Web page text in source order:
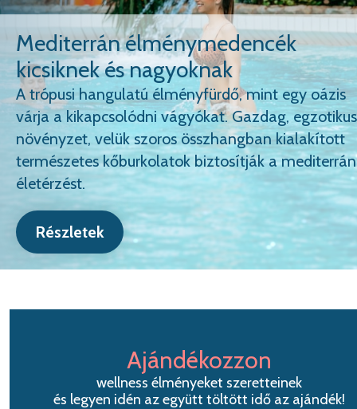
Szaunaparkunkban garantált az
izzasztó méregtelenítés
A szauna egy olyan atmoszférát teremt
amely teljes egészében segít mellőzni a stresszt,
nyugalomra késztet, valamint közismert jótékony
hatásai vannak. Tisztuljon meg a test és a lélek
együtt!
Részletek
Ajándékozzon
wellness élményeket szeretteinek
és legyen idén az együtt töltött idő az ajándék!